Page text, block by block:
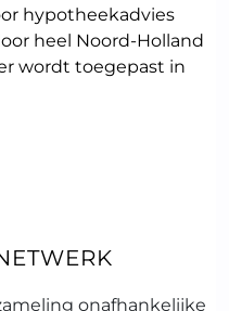
hypotheekadvies
heel Noord-Holland
wordt toegepast in
onafhankelijke